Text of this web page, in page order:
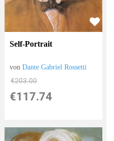
Self-Portrait
vonDante Gabriel Rossetti
€203.00
€117.74